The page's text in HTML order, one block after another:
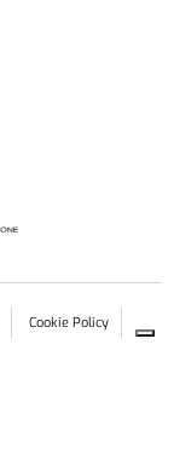
Cookie Policy